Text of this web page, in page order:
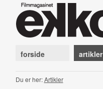
forside artikler
Du er her:Artikler